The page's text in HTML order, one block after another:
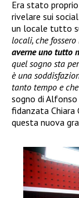
Era stato
rivelare sui
un locale tutto
locali, che
averne uno tutto
quel sogno sta
è una
tanto tempo e
sogno di
fidanzata Chiara
questa nuova